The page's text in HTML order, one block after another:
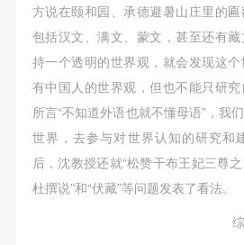
方说在颐和园、承德避暑山庄里的匾
包括汉文、满文、蒙文，甚至还有
持一个透明的世界观，就会发现这
有中国人的世界观，但也不能只研
所言“不知道外语也就不懂母语”，我
世界，去参与对世界认知的研究和
后，沈教授还就“松赞干布王妃三尊
杜撰说”和“伏藏”等问题发表了看法。